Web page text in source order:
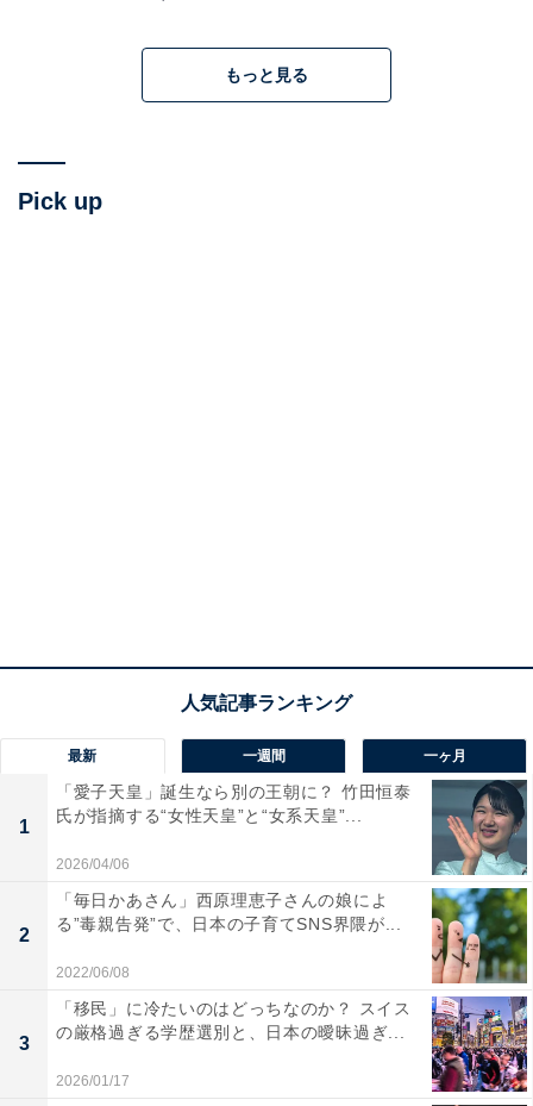
が「確トラ」を主張する人たちの見方だ。アメリカでは
多くの企業が大統領選までにさまざまな世論調査を行う
が、現時点ではトランプ氏と、ハリス氏の差が拮抗（き
っこう）しているという結果もある。メディアでそうし
た世論調査が次々と報じられるので何が「実態」なのか
は分かりにくい。
最近では、こうした調査に加えて、賭博などの予測マー
ケットと呼ばれる分野が注目されていて、カネをかけて
勝敗を予測する人たちの声を集めた結果である「オッ
ズ」の予測がより正確であるとの見方もある。それを見
もっと見る
Pick up
最新 一週間 一ヶ月
1
「愛子天皇」誕生なら別の王朝に？ 竹田恒泰
氏が指摘する“女性天皇”と“女系天皇”...
2026/04/06
2
「毎日かあさん」西原理恵子さんの娘によ
る”毒親告発”で、日本の子育てSNS界隈が...
2022/06/08
3
「移民」に冷たいのはどっちなのか？ スイス
の厳格過ぎる学歴選別と、日本の曖昧過ぎ...
2026/01/17